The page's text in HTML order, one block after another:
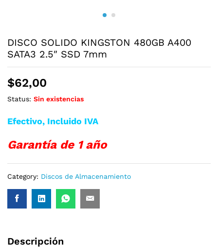
DISCO SOLIDO KINGSTON 480GB A400
SATA3 2.5″ SSD 7mm
$62,00
Status: Sin existencias
Efectivo, Incluido IVA
Garantía de 1 año
Category: Discos de Almacenamiento
Descripción